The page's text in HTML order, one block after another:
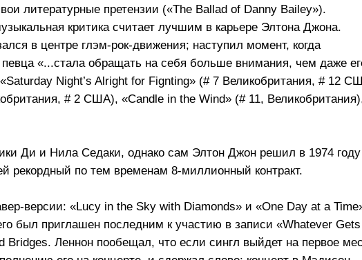
литературные претензии («The Ballad of Danny Bailey»).
критика считает лучшим в карьере Элтона Джона.
в центре глэм-рок-движения; наступил момент, когда
«...стала обращать на себя больше внимания, чем даже
Night’s Alright for Fignting» (# 7 Великобритания, # 12
# 2 США), «Candle in the Wind» (# 11,
Ди и Нила Седаки, однако сам Элтон Джон решил в 1974 году
рекордный по тем временам 8-миллионный контракт.
версии: «Lucy in the Sky with Diamonds» и «One Day at a
был приглашен последним к участию в записи «Whatever Gets
Bridges. Леннон пообещал, что если сингл выйдет на первое